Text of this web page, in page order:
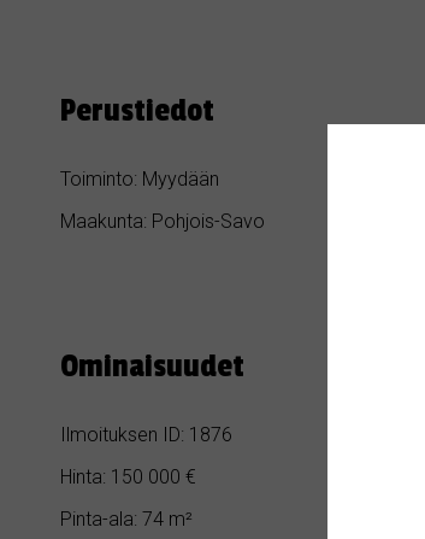
Perustiedot
Toiminto: Myydään
Maakunta: Pohjois-Savo
Ominaisuudet
Ilmoituksen ID: 1876
Hinta: 150 000 €
Pinta-ala: 74 m²